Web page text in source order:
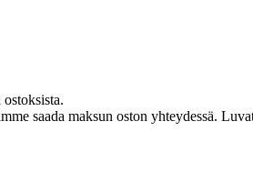
saada maksun oston yhteydessä.